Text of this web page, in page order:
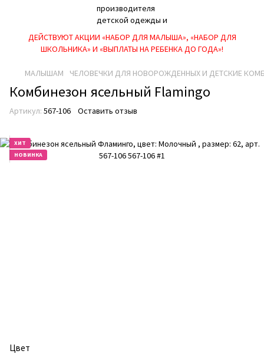
ДЕЙСТВУЮТ АКЦИИ «НАБОР ДЛЯ МАЛЫША», «НАБОР ДЛЯ
ШКОЛЬНИКА» И «ВЫПЛАТЫ НА РЕБEНКА ДО ГОДА»!
МАЛЫШАМ ЧЕЛОВЕЧКИ ДЛЯ НОВОРОЖДЕННЫХ И ДЕТСКИЕ
Комбинезон ясельный Flamingo
Артикул: 567-106 Оставить отзыв
ХИТ
НОВИНКА
Цвет